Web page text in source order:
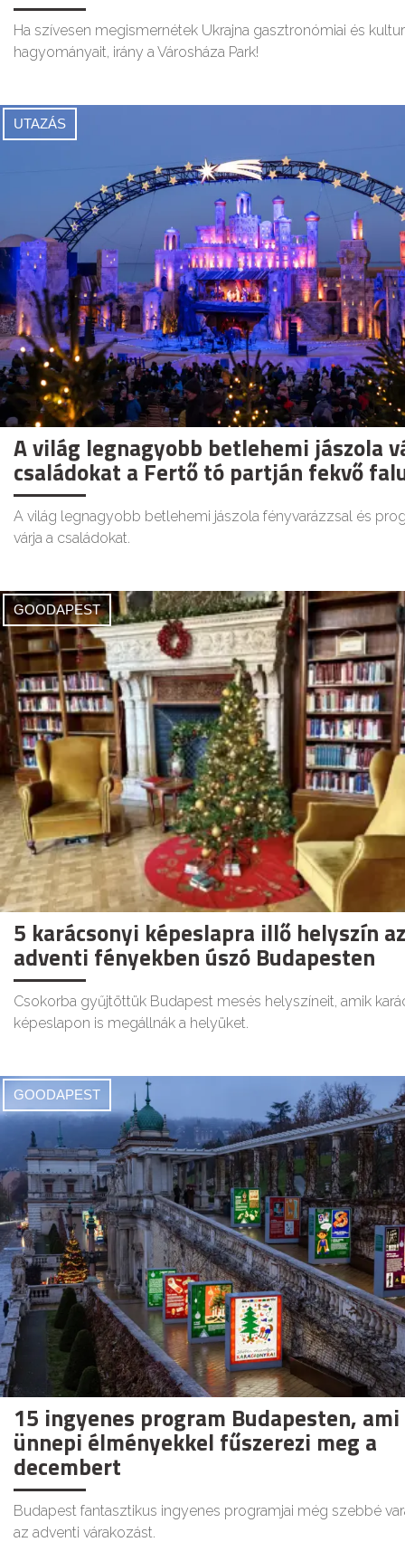
Ha szívesen megismernétek Ukrajna gasztronómiai és
hagyományait, irány a Városháza Park!
UTAZÁS
A világ legnagyobb betlehemi jászola
családokat a Fertő tó partján fekvő
A világ legnagyobb betlehemi jászola fényvarázzsal és
várja a családokat.
GOODAPEST
5 karácsonyi képeslapra illő helyszín az
adventi fényekben úszó Budapesten
Csokorba gyűjtöttük Budapest mesés helyszíneit, amik
képeslapon is megállnák a helyüket.
GOODAPEST
15 ingyenes program Budapesten, ami
ünnepi élményekkel fűszerezi meg a
decembert
Budapest fantasztikus ingyenes programjai még szebbé
az adventi várakozást.